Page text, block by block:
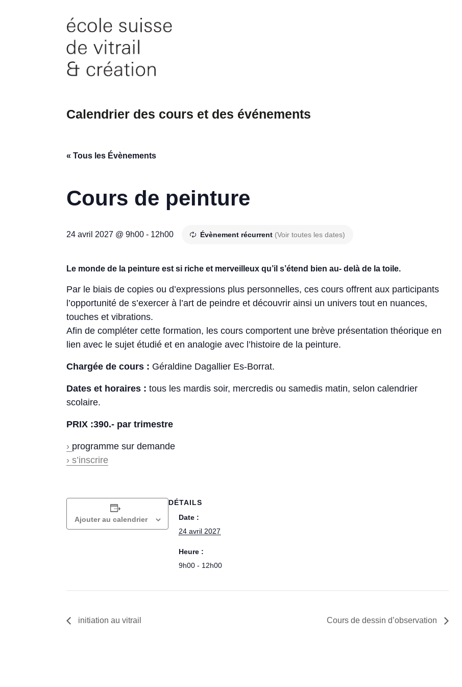
Calendrier des cours et des événements
« Tous les Évènements
Cours de peinture
24 avril 2027 @ 9h00 - 12h00 Évènement récurrent (Voir toutes les dates)
Le monde de la peinture est si riche et merveilleux qu’il s’étend bien au- delà de la toile.
Par le biais de copies ou d’expressions plus personnelles, ces cours offrent aux participants
l’opportunité de s’exercer à l’art de peindre et découvrir ainsi un univers tout en nuances,
touches et vibrations.
Afin de compléter cette formation, les cours comportent une brève présentation théorique en
lien avec le sujet étudié et en analogie avec l’histoire de la peinture.
Chargée de cours : Géraldine Dagallier Es-Borrat.
Dates et horaires : tous les mardis soir, mercredis ou samedis matin, selon calendrier
scolaire.
PRIX :390.- par trimestre
› programme sur demande
› s’inscrire
Ajouter au calendrier
DÉTAILS
Date :
24 avril 2027
Heure :
9h00 - 12h00
initiation au vitrail Cours de dessin d’observation